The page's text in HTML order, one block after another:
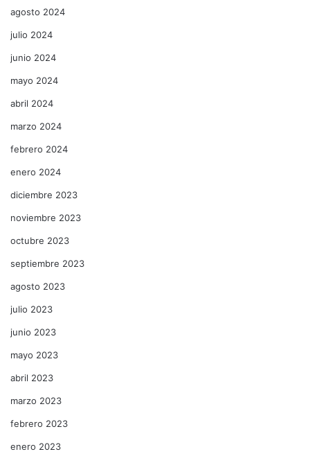
agosto 2024
julio 2024
junio 2024
mayo 2024
abril 2024
marzo 2024
febrero 2024
enero 2024
diciembre 2023
noviembre 2023
octubre 2023
septiembre 2023
agosto 2023
julio 2023
junio 2023
mayo 2023
abril 2023
marzo 2023
febrero 2023
enero 2023